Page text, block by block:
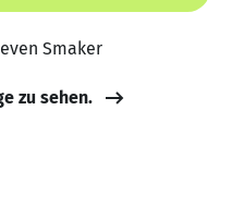
Smaker
zu sehen.